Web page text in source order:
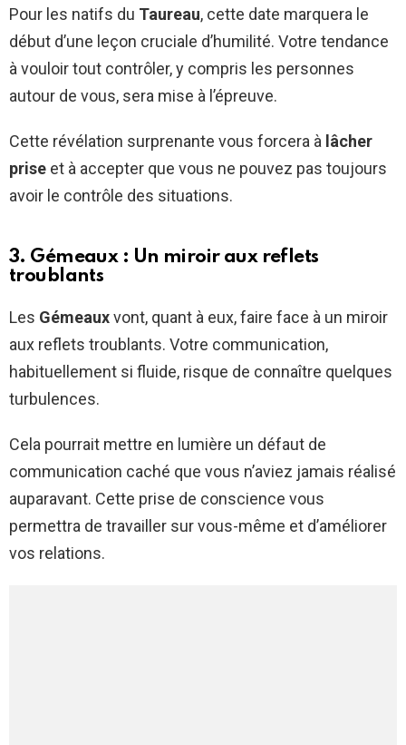
Pour les natifs du Taureau, cette date marquera le
début d’une leçon cruciale d’humilité. Votre tendance
à vouloir tout contrôler, y compris les personnes
autour de vous, sera mise à l’épreuve.
Cette révélation surprenante vous forcera à lâcher
prise et à accepter que vous ne pouvez pas toujours
avoir le contrôle des situations.
3. Gémeaux : Un miroir aux reflets
troublants
Les Gémeauxvont, quant à eux, faire face à un miroir
aux reflets troublants. Votre communication,
habituellement si fluide, risque de connaître quelques
turbulences.
Cela pourrait mettre en lumière un défaut de
communication caché que vous n’aviez jamais réalisé
auparavant. Cette prise de conscience vous
permettra de travailler sur vous-même et d’améliorer
vos relations.